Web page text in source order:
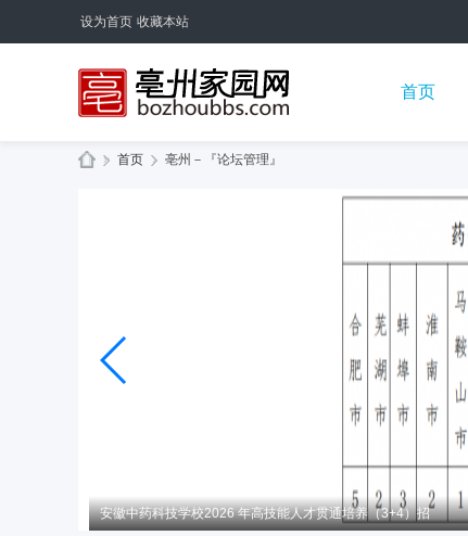
设为首页 收藏本站
首页
» 首页 › 亳州－『论坛管理』
安徽中药科技学校2026 年高技能人才贯通培养（3+4）招